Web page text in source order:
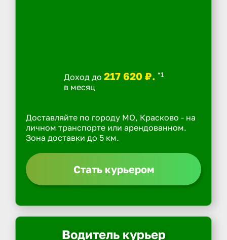
Доход до 217 620 ₽. *1
в месяц
Доставляйте по городу МО, Красково - на
личном транспорте или арендованном.
Зона доставки до 5 км.
Стать курьером
Водитель курьер